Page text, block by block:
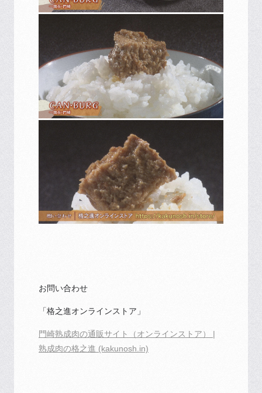
お問い合わせ
「格之進オンラインストア」
門崎熟成肉の通販サイト（オンラインストア） |
熟成肉の格之進 (kakunosh.in)